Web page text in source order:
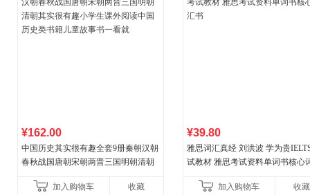
¥162.00
中国历史其实很有趣全套9册秦朝汉朝
春秋战国唐朝宋朝两晋三国明朝清朝
类书籍儿童故事书一看就
加入购物车 收藏
¥39.80
雅思词汇真经 刘洪波 学为贵
试教材 雅思考试资料单词书核心
加入购物车
收藏